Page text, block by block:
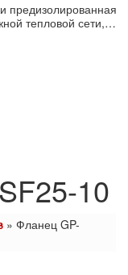
предизолированная
тепловой сети,…
10
» Фланец GP-